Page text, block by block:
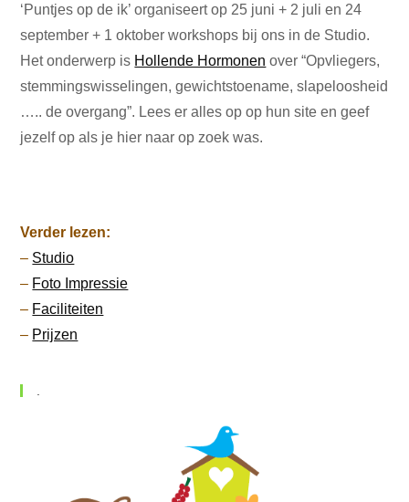
‘Puntjes op de ik’ organiseert op 25 juni + 2 juli en 24
september + 1 oktober workshops bij ons in de Studio.
Het onderwerp is Hollende Hormonen over “Opvliegers,
stemmingswisselingen, gewichtstoename, slapeloosheid
….. de overgang”. Lees er alles op op hun site en geef
jezelf op als je hier naar op zoek was.
Verder lezen:
– Studio
– Foto Impressie
– Faciliteiten
– Prijzen